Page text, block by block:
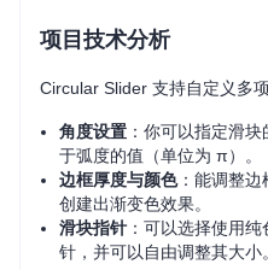
项目技术分析
Circular Slider 支持自定义多
角度设置 ：你可以指定滑
于弧度的值（单位为 π）。
边框厚度与颜色：能调整边
创建出渐变色效果。
滑块指针 ：可以选择使用
针，并可以自由调整其大小。